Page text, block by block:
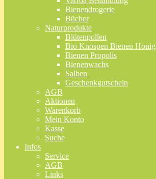
Bienendrogerie
Bücher
Naturprodukte
Blütenpollen
Bio Knospen Bienen Honig
Bienen Propolis
Bienenwachs
Salben
Geschenkgutschein
AGB
Aktionen
Warenkorb
Mein Konto
Kasse
Suche
Infos
Service
AGB
Links